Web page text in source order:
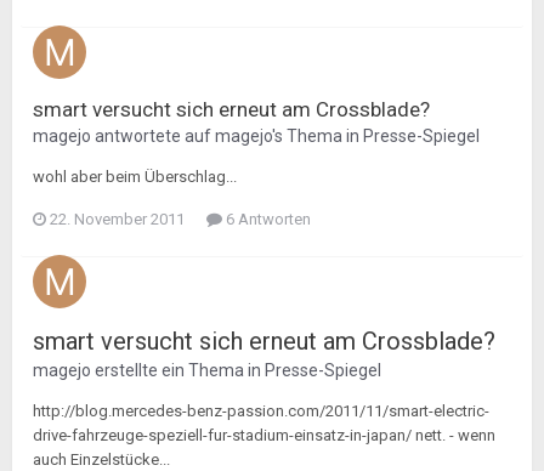
smart versucht sich erneut am Crossblade?
magejo antwortete aufmagejo's Thema in Presse-Spiegel
wohl aber beim Überschlag...
22. November 2011 6 Antworten
smart versucht sich erneut am Crossblade?
magejo erstellte ein Thema in Presse-Spiegel
http://blog.mercedes-benz-passion.com/2011/11/smart-electric-
drive-fahrzeuge-speziell-fur-stadium-einsatz-in-japan/ nett. - wenn
auch Einzelstücke...